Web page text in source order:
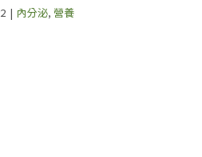
| 內分泌, 營養